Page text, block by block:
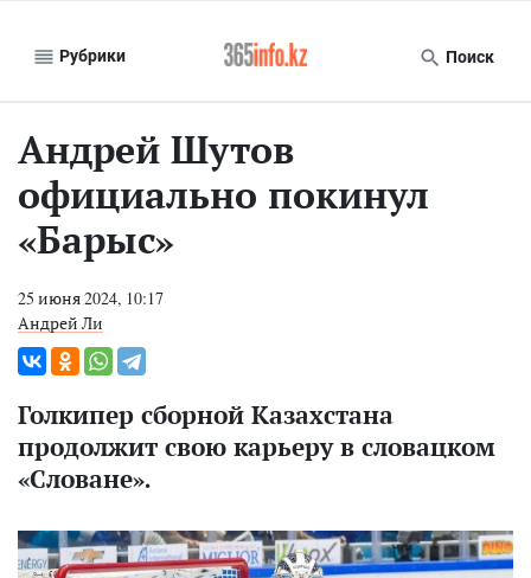
Рубрики Поиск
Андрей Шутов
официально покинул
«Барыс»
25 июня 2024, 10:17
Андрей Ли
Голкипер сборной Казахстана
продолжит свою карьеру в словацком
«Словане».